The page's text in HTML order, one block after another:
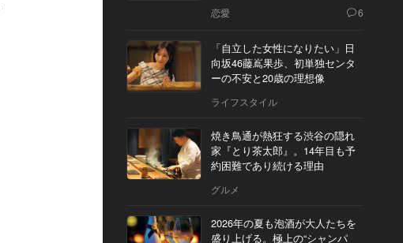
恋愛 6
「自立した女性になりたい」日
向坂46藤嶌果歩、初単独センタ
ーの不安と20歳の理想像
ライフスタイル
焼き鳥通が熱狂する渋谷の隠れ
家『とり茶太郎』。14年目も予
約困難であり続ける理由
グルメ
2026年の夏も泡酒が大人たちを
盛り上げる。極上の“シャンパ